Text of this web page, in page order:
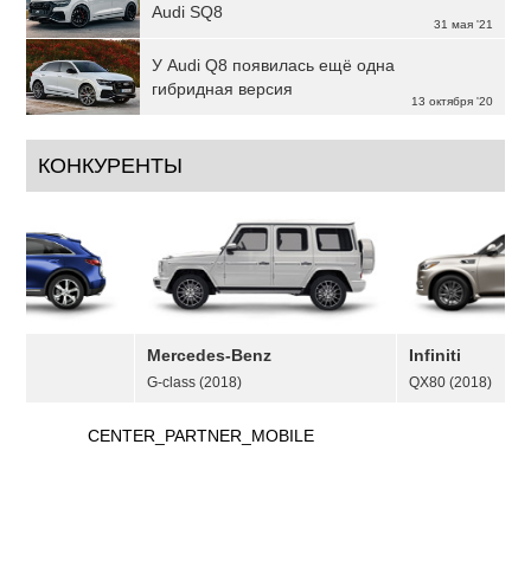
31 мая '21
Audi SQ8
13 октября '20
У Audi Q8 появилась ещё одна
гибридная версия
КОНКУРЕНТЫ
Mercedes-Benz
G-class (2018)
Infiniti
QX80 (2018)
CENTER_PARTNER_MOBILE